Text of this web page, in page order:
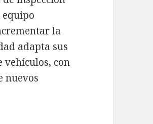
equipo
la
adapta sus
vehículos, con
nuevos